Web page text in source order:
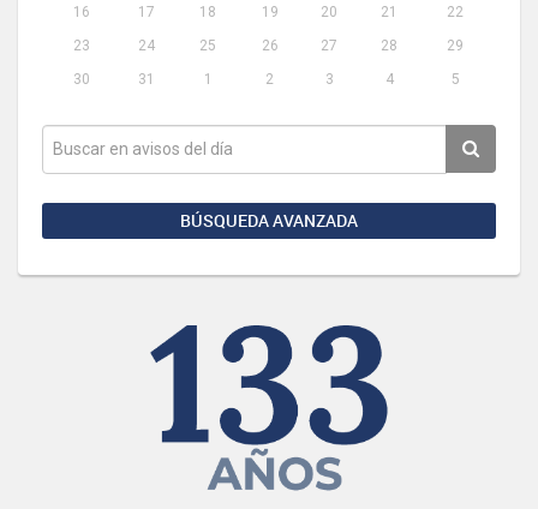
16
17 18 19 20 21
22
23
24 25 26 27 28
29
30
31 1 2 3 4 5
BÚSQUEDA AVANZADA